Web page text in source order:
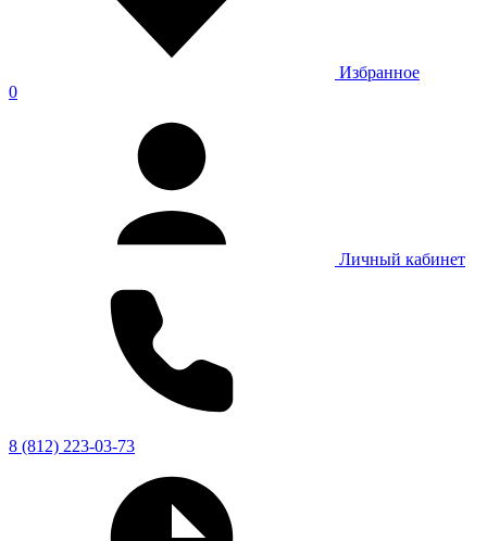
Избранное
0
Личный кабинет
8 (812) 223-03-73